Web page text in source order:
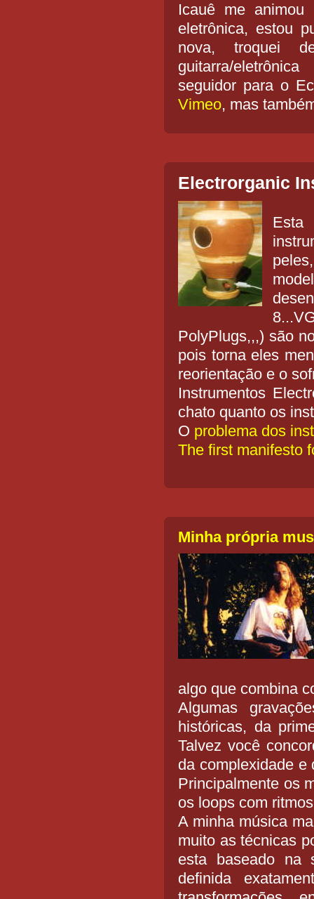
Icauê me
eletrônica, estou
nova, troquei
guitarra/
seguidor para o
Vimeo, mas
Electrorganic
Esta
PolyPlugs,,,) são
pois torna eles
reorientação e o
Instrumentos
chato quanto os
O problema dos
The first manifesto
Minha própria
algo que combina
Algumas
históricas, da
Talvez você
da complexidade e
Principalmente os
os loops com
A minha música
muito as técnicas
esta baseado na
definida